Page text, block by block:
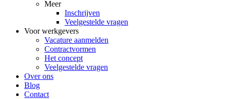
Meer
Inschrijven
Veelgestelde vragen
Voor werkgevers
Vacature aanmelden
Contractvormen
Het concept
Veelgestelde vragen
Over ons
Blog
Contact